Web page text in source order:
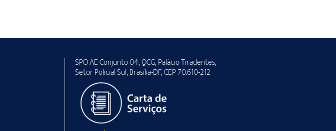
SPO AE Conjunto 04, QCG, Palácio Tiradentes,
Setor Policial Sul, Brasília-DF, CEP 70.610-212